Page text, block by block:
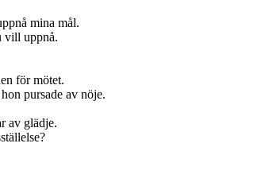
mina mål.
vill uppnå.
för mötet.
pursade av nöje.
av glädje.